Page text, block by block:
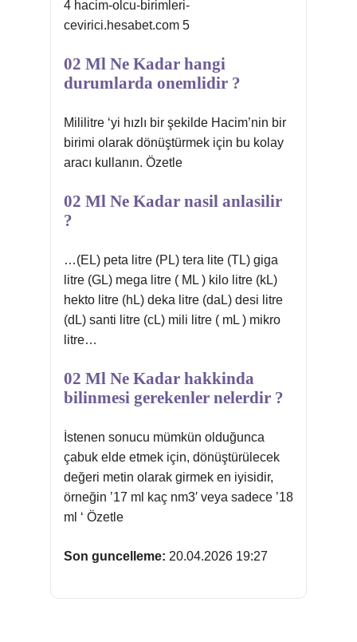
4 hacim-olcu-birimleri-
cevirici.hesabet.com 5
02 Ml Ne Kadar hangi
durumlarda onemlidir ?
Mililitre ‘yi hızlı bir şekilde Hacim’nin bir
birimi olarak dönüştürmek için bu kolay
aracı kullanın. Özetle
02 Ml Ne Kadar nasil anlasilir
?
…(EL) peta litre (PL) tera lite (TL) giga
litre (GL) mega litre ( ML ) kilo litre (kL)
hekto litre (hL) deka litre (daL) desi litre
(dL) santi litre (cL) mili litre ( mL ) mikro
litre…
02 Ml Ne Kadar hakkinda
bilinmesi gerekenler nelerdir ?
İstenen sonucu mümkün olduğunca
çabuk elde etmek için, dönüştürülecek
değeri metin olarak girmek en iyisidir,
örneğin ’17 ml kaç nm3′ veya sadece ’18
ml ‘ Özetle
Son guncelleme: 20.04.2026 19:27